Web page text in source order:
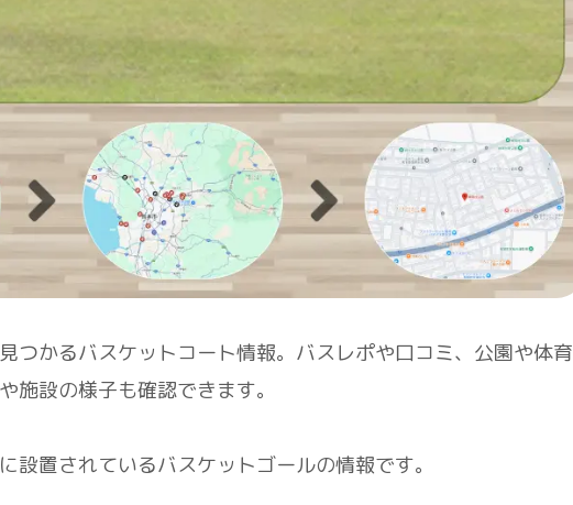
つかるバスケットコート情報。バスレポや口コミ、公園や体育
施設の様子も確認できます。
設置されているバスケットゴールの情報です。